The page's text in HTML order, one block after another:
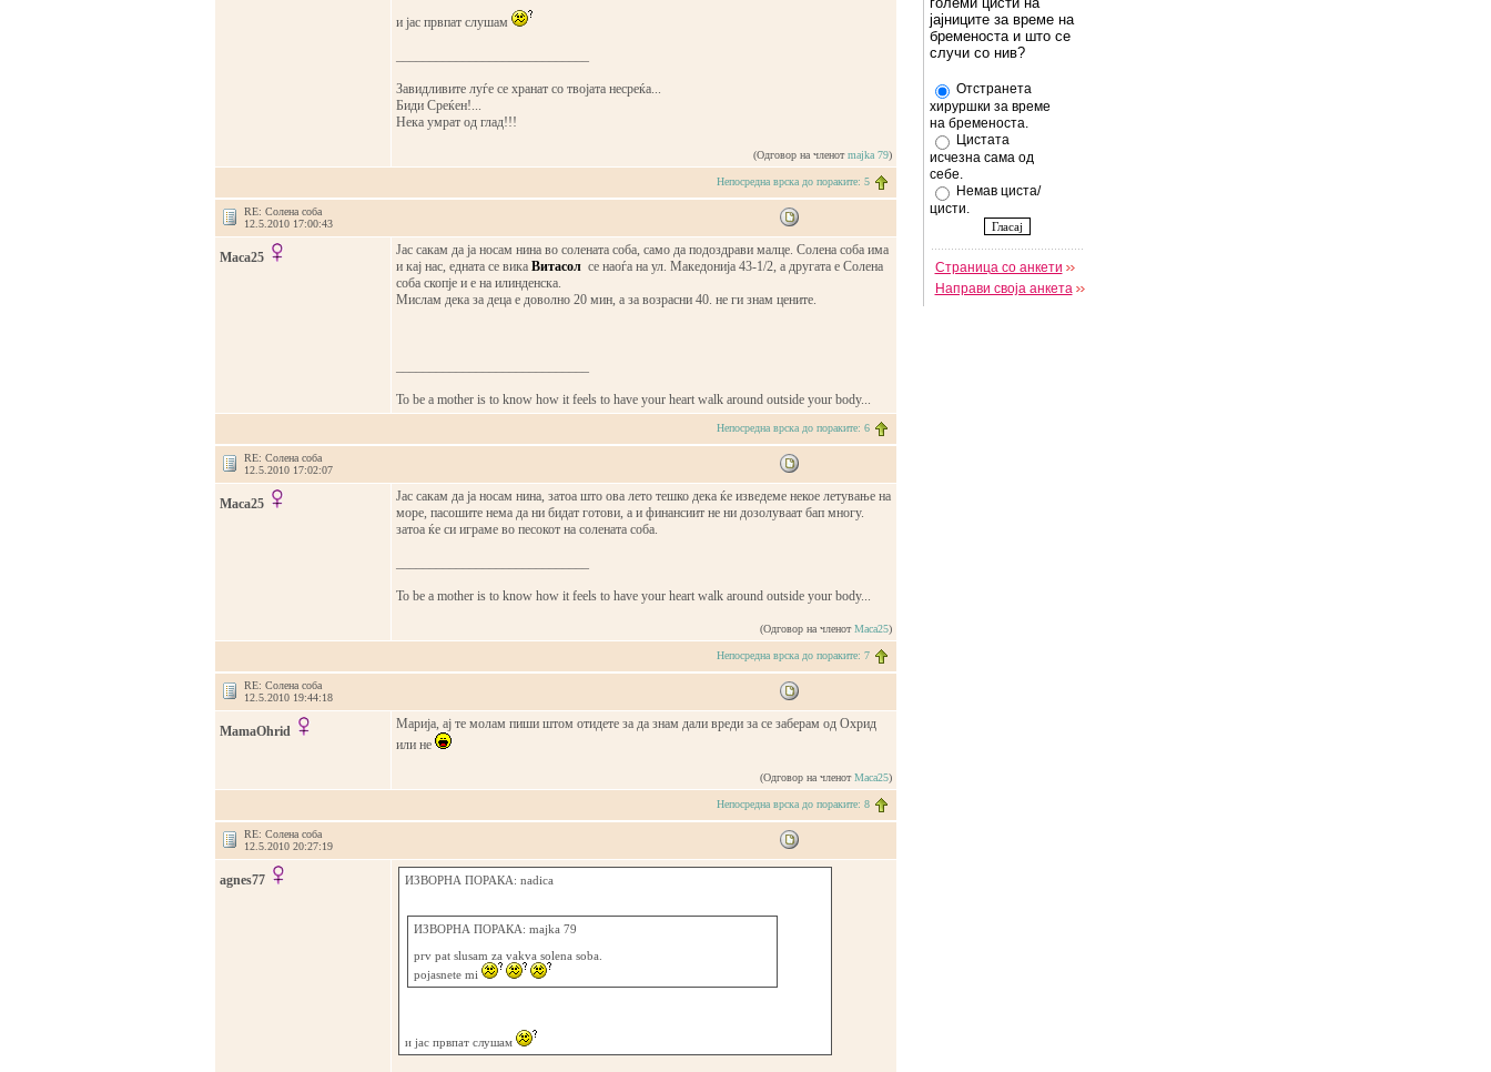
и јас првпат слушам
Завидливите луѓе се хранат со твојата несреќа...
Биди Среќен!...
Нека умрат од глад!!!
(Одговор на членотmajka 79)
Непосредна врска до пораките: 5
RE: Солена соба
12.5.2010 17:00:43
Maca25
Јас сакам да ја носам нина во солената соба, само да подоздрави малце. Солена соба има
и кај нас, едната се вика Витасол се наоѓа на ул. Македонија 43-1/2, а другата е Солена
соба скопје и е на илинденска.
Мислам дека за деца е доволно 20 мин, а за возрасни 40. не ги знам цените.
To be a mother is to know how it feels to have your heart walk around outside your body...
Непосредна врска до пораките: 6
RE: Солена соба
12.5.2010 17:02:07
Maca25
Јас сакам да ја носам нина, затоа што ова лето тешко дека ќе изведеме некое летување на
море, пасошите нема да ни бидат готови, а и финансиит не ни дозолуваат бап многу.
затоа ќе си играме во песокот на солената соба.
To be a mother is to know how it feels to have your heart walk around outside your body...
(Одговор на членотMaca25)
Непосредна врска до пораките: 7
RE: Солена соба
12.5.2010 19:44:18
MamaOhrid
Марија, ај те молам пиши штом отидете за да знам дали вреди за се заберам од Охрид
или не
(Одговор на членотMaca25)
Непосредна врска до пораките: 8
RE: Солена соба
12.5.2010 20:27:19
agnes77 ИЗВОРНА ПОРАКА: nadica
ИЗВОРНА ПОРАКА: majka 79
prv pat slusam za vakva solena soba.
pojasnete mi
и јас првпат слушам
јајниците за време на
бременоста и што се
случи со нив?
Отстранета
хируршки за време
на бременоста.
Цистата
исчезна сама од
себе.
Немав циста/
цисти.
Страница со анкети
Направи своја анкета